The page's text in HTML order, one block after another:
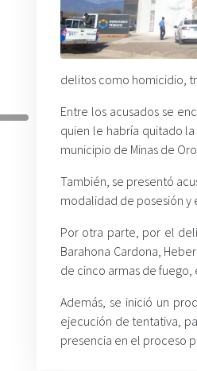
delitos como homicidio,
Entre los acusados se
quien le habría quitado
municipio de Minas de
También, se presentó
modalidad de posesión y
Por otra parte, por el
Barahona Cardona,
de cinco armas de fuego,
Además, se inició un
ejecución de tentativa,
presencia en el proceso